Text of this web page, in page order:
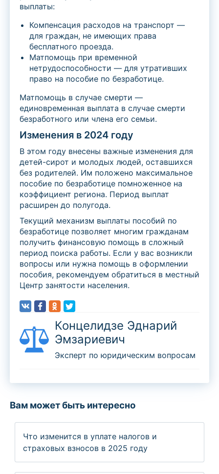
выплаты:
Компенсация расходов на транспорт —
для граждан, не имеющих права
бесплатного проезда.
Матпомощь при временной
нетрудоспособности — для утративших
право на пособие по безработице.
Матпомощь в случае смерти —
единовременная выплата в случае смерти
безработного или члена его семьи.
Изменения в 2024 году
В этом году внесены важные изменения для
детей-сирот и молодых людей, оставшихся
без родителей. Им положено максимальное
пособие по безработице помноженное на
коэффициент региона. Период выплат
расширен до полугода.
Текущий механизм выплаты пособий по
безработице позволяет многим гражданам
получить финансовую помощь в сложный
период поиска работы. Если у вас возникли
вопросы или нужна помощь в оформлении
пособия, рекомендуем обратиться в местный
Центр занятости населения.
Концелидзе Эднарий
Эмзариевич
Эксперт по юридическим вопросам
Вам может быть интересно
Что изменится в уплате налогов и
страховых взносов в 2025 году